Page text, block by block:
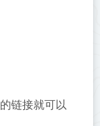
链接就可以